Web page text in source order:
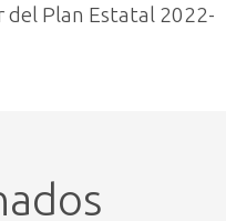
del Plan Estatal 2022-